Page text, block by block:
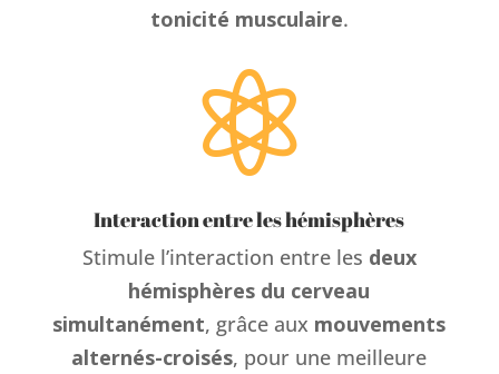
tonicité musculaire.

Interaction entre les hémisphères
Stimule l’interaction entre les deux
hémisphères du cerveau
simultanément, grâce aux mouvements
alternés-croisés, pour une meilleure